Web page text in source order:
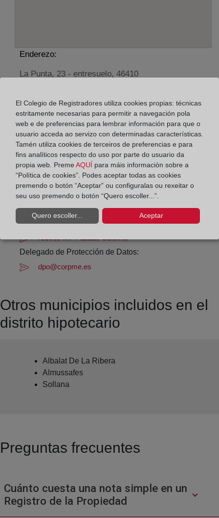
Enderezo:
La Punta, 23 - entresuelo, 46410
De lunes a viernes de 09:00 a 17:00 horas
Agosto: De lunes a viernes de 09:00 a 14:00 horas
Los días 24 y 31 de diciembre de 09:00 a 14:00
horas
Datos de contacto:
(96) 170 04 02
sueca@registrodelapropiedad.org
Datos del Registrador:
Nieves M.ª Fabado Colomer
Delegado de Protección de Datos:
dpo@corpme.es
Otros municipios incluidos en el
distrito hipotecario
Albalat De La Ribera
Almussafes
Sollana
Preguntas frecuentes
Cuánto cuesta una nota simple en un
Registro de la Propiedad
El Colegio de Registradores utiliza cookies propias: técnicas
estritamente necesarias para permitir a navegación pola
web e de preferencias para lembrar información para que o
usuario acceda ao servizo con determinadas características.
Tamén utiliza cookies de terceiros de preferencias e para
fins analíticos respecto do uso por parte do usuario da
propia web. Preme AQUÍ para máis información sobre a
“Política de cookies”. Podes aceptar todas as cookies
premendo o botón “Aceptar” ou configuralas ou rexeitar o
seu uso premendo o botón “Quero escoller...”.
Quero escoller... Aceptar